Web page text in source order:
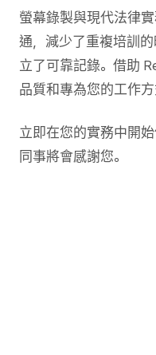
螢幕錄製與現代法律
通，減少了重複培訓
立了可靠記錄。借助
品質和專為您的工作
立即在您的實務中開
同事將會感謝您。